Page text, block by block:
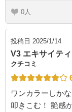
0
投稿日 2025/1/14
V3 エキサイテ
クチコミ
ワンカラーしか
叩きこむ！ 艶感